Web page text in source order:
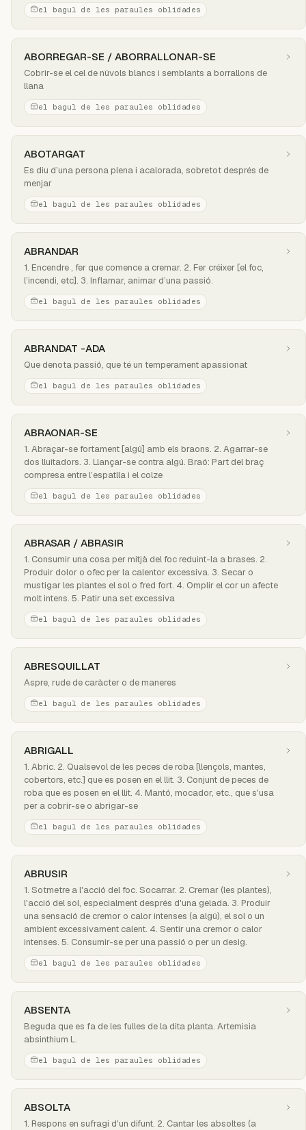
el bagul de les paraules oblidades
ABORREGAR-SE / ABORRALLONAR-SE
Cobrir-se el cel de núvols blancs i semblants a borrallons de
llana
el bagul de les paraules oblidades
ABOTARGAT
Es diu d’una persona plena i acalorada, sobretot després de
menjar
el bagul de les paraules oblidades
ABRANDAR
1. Encendre , fer que comence a cremar. 2. Fer créixer [el foc,
l’incendi, etc]. 3. Inflamar, animar d’una passió.
el bagul de les paraules oblidades
ABRANDAT -ADA
Que denota passió, que té un temperament apassionat
el bagul de les paraules oblidades
ABRAONAR-SE
1. Abraçar-se fortament [algú] amb els braons. 2. Agarrar-se
dos lluitadors. 3. Llançar-se contra algú. Braó: Part del braç
compresa entre l’espatlla i el colze
el bagul de les paraules oblidades
ABRASAR / ABRASIR
1. Consumir una cosa per mitjà del foc reduint-la a brases. 2.
Produir dolor o ofec per la calentor excessiva. 3. Secar o
mustigar les plantes el sol o fred fort. 4. Omplir el cor un afecte
molt intens. 5. Patir una set excessiva
el bagul de les paraules oblidades
ABRESQUILLAT
Aspre, rude de caràcter o de maneres
el bagul de les paraules oblidades
ABRIGALL
1. Abric. 2. Qualsevol de les peces de roba [llençols, mantes,
cobertors, etc.] que es posen en el llit. 3. Conjunt de peces de
roba que es posen en el llit. 4. Mantó, mocador, etc., que s'usa
per a cobrir-se o abrigar-se
el bagul de les paraules oblidades
ABRUSIR
1. Sotmetre a l'acció del foc. Socarrar. 2. Cremar (les plantes),
l'acció del sol, especialment després d'una gelada. 3. Produir
una sensació de cremor o calor intenses (a algú), el sol o un
ambient excessivament calent. 4. Sentir una cremor o calor
intenses. 5. Consumir-se per una passió o per un desig.
el bagul de les paraules oblidades
ABSENTA
Beguda que es fa de les fulles de la dita planta. Artemisia
absinthium L.
el bagul de les paraules oblidades
ABSOLTA
1. Respons en sufragi d'un difunt. 2. Cantar les absoltes (a